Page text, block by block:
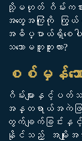
သို့မဟုတ် ဂိမ်းကစာ
အတွေ့အကြုံကို က
အဓိပ္ပာယ်ရှိစေပ
သဘောမတူဘူးလား?
စစ်မှန်သေ
ဂိမ်းများနှင့်ပတ်
အန္တရာယ်အကဲဖြ
တွက်ချက်ခြင်းနှ
နိုင်သည့် အမျိုးအ